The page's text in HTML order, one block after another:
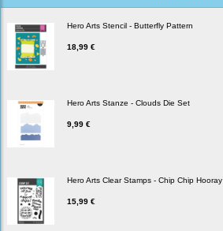
Hero Arts Stencil - Butterfly Pattern
18,99 €
Hero Arts Stanze - Clouds Die Set
9,99 €
Hero Arts Clear Stamps - Chip Chip Hooray
15,99 €